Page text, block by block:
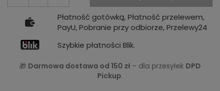
Płatność gotówką, Płatność przelewem,
PayU, Pobranie przy odbiorze, Przelewy24
Szybkie płatności Blik.
🎁 Darmowa dostawa od 150 zł – dla przesyłek DPD
Pickup.